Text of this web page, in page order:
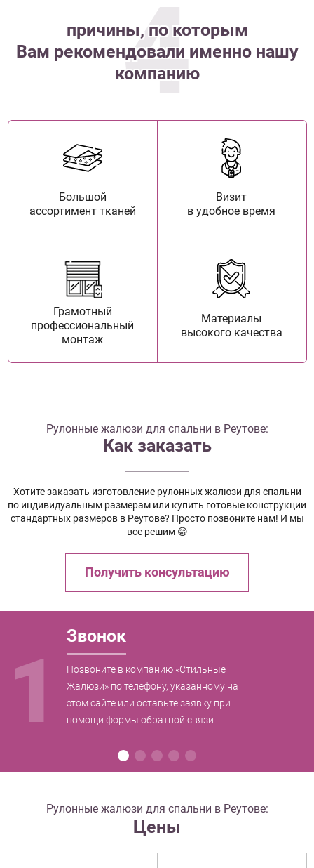
4
причины, по которым
Вам рекомендовали именно нашу
компанию
Большой
ассортимент тканей
Визит
в удобное время
Грамотный
профессиональный
монтаж
Материалы
высокого качества
Рулонные жалюзи для спальни в Реутове:
Как заказать
Хотите заказать изготовление рулонных жалюзи для спальни
по индивидуальным размерам или купить готовые конструкции
стандартных размеров в Реутове? Просто позвоните нам! И мы
все решим 😁
Получить консультацию
1
Звонок
Позвоните в компанию «Стильные
Жалюзи» по телефону, указанному на
этом сайте или оставьте заявку при
помощи формы обратной связи
Рулонные жалюзи для спальни в Реутове:
Цены